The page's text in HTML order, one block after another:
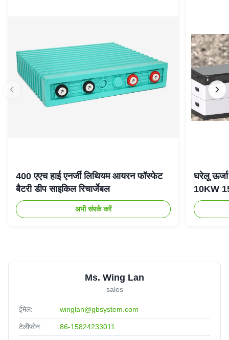
400 एएच हाई एनर्जी लिथियम आयरन फॉस्फेट
बैटरी डीप साइकिल रिचार्जेबल
अभी संपर्क करें
घरेलू
10KW
Ms. Wing Lan
sales
ईमेल: winglan@gbsystem.com
टेलीफोन: 86-15824233011